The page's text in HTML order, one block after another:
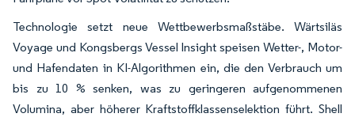
Technologie setzt neue Wettbewerbsmaßstäbe. Wärtsiläs
Voyage und Kongsbergs Vessel Insight speisen Wetter-, Motor-
und Hafendaten in KI-Algorithmen ein, die den Verbrauch um
bis zu 10 % senken, was zu geringeren aufgenommenen
Volumina, aber höherer Kraftstoffklassenselektion führt. Shell